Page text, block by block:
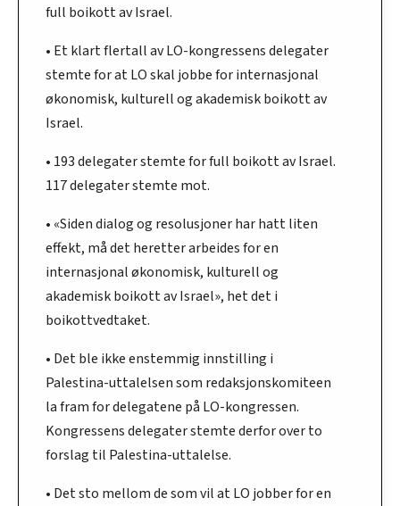
full boikott av Israel.
• Et klart flertall av LO-kongressens delegater
stemte for at LO skal jobbe for internasjonal
økonomisk, kulturell og akademisk boikott av
Israel.
• 193 delegater stemte for full boikott av Israel.
117 delegater stemte mot.
• «Siden dialog og resolusjoner har hatt liten
effekt, må det heretter arbeides for en
internasjonal økonomisk, kulturell og
akademisk boikott av Israel», het det i
boikottvedtaket.
• Det ble ikke enstemmig innstilling i
Palestina-uttalelsen som redaksjonskomiteen
la fram for delegatene på LO-kongressen.
Kongressens delegater stemte derfor over to
forslag til Palestina-uttalelse.
• Det sto mellom de som vil at LO jobber for en